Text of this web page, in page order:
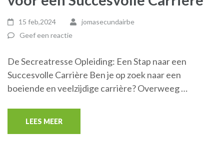
15 feb,2024
jomasecundairbe
Geef een reactie
De Secreatresse Opleiding: Een Stap naar een
Succesvolle Carrière Ben je op zoek naar een
boeiende en veelzijdige carrière? Overweeg …
LEES MEER